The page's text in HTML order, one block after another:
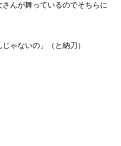
んが舞っているのでそちらに
ゃないの」（と納刀）